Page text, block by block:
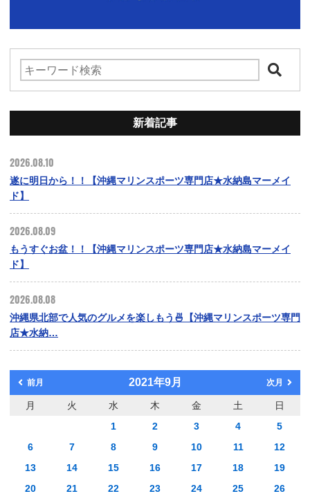
新着記事
2026.08.10
遂に明日から！！【沖縄マリンスポーツ専門店★水納島マーメイ
ド】
2026.08.09
もうすぐお盆！！【沖縄マリンスポーツ専門店★水納島マーメイ
ド】
2026.08.08
沖縄県北部で人気のグルメを楽しもう🍜【沖縄マリンスポーツ専門
店★水納…
前月 2021年9月 次月
月 火 水 木 金 土
日
1
2 3 4
5
6
7 8 9 10 11
12
13
14 15 16 17 18
19
20
21 22 23 24 25 26